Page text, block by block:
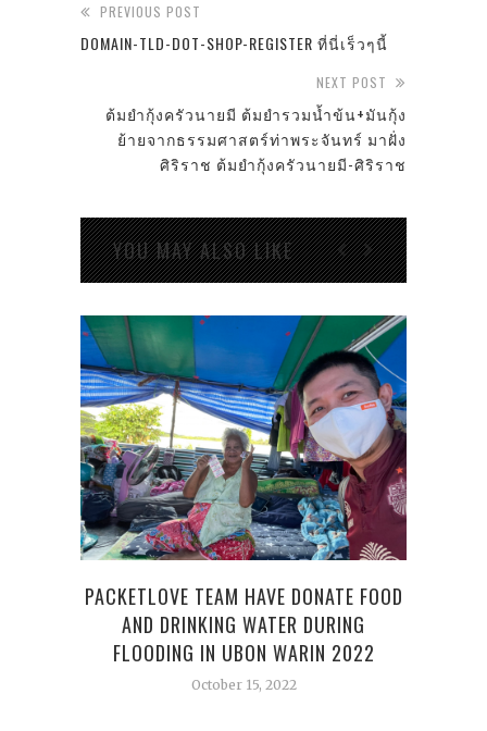
PREVIOUS POST
DOMAIN-TLD-DOT-SHOP-REGISTER ที่นี่เร็วๆนี้
NEXT POST
ต้มยำกุ้งครัวนายมี ต้มยำรวมน้ำข้น+มันกุ้ง
ย้ายจากธรรมศาสตร์ท่าพระจันทร์ มาฝั่ง
ศิริราช ต้มยำกุ้งครัวนายมี-ศิริราช
YOU MAY ALSO LIKE
PACKETLOVE TEAM HAVE DONATE FOOD
AND DRINKING WATER DURING
FLOODING IN UBON WARIN 2022
October 15, 2022